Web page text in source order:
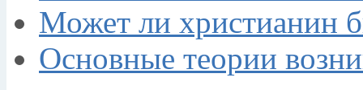
Может ли христианин
Основные теории